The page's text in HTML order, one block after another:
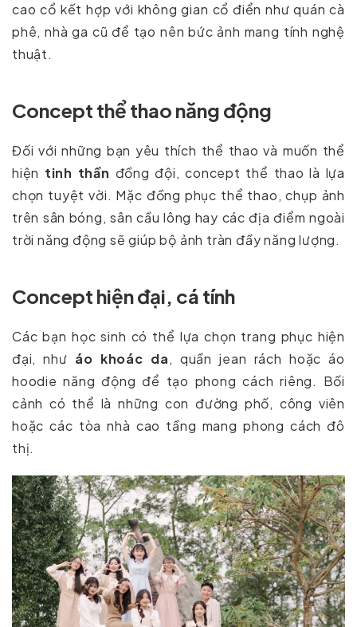
cao cổ kết hợp với không gian cổ điển như quán cà
phê, nhà ga cũ để tạo nên bức ảnh mang tính nghệ
thuật.
Concept thể thao năng động
Đối với những bạn yêu thích thể thao và muốn thể
hiện tinh thần đồng đội, concept thể thao là lựa
chọn tuyệt vời. Mặc đồng phục thể thao, chụp ảnh
trên sân bóng, sân cầu lông hay các địa điểm ngoài
trời năng động sẽ giúp bộ ảnh tràn đầy năng lượng.
Concept hiện đại, cá tính
Các bạn học sinh có thể lựa chọn trang phục hiện
đại, như áo khoác da, quần jean rách hoặc áo
hoodie năng động để tạo phong cách riêng. Bối
cảnh có thể là những con đường phố, công viên
hoặc các tòa nhà cao tầng mang phong cách đô
thị.